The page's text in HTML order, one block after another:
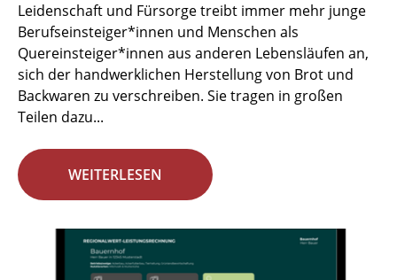
Leidenschaft und Fürsorge treibt immer mehr junge
Berufseinsteiger*innen und Menschen als
Quereinsteiger*innen aus anderen Lebensläufen an,
sich der handwerklichen Herstellung von Brot und
Backwaren zu verschreiben. Sie tragen in großen
Teilen dazu...
WEITERLESEN